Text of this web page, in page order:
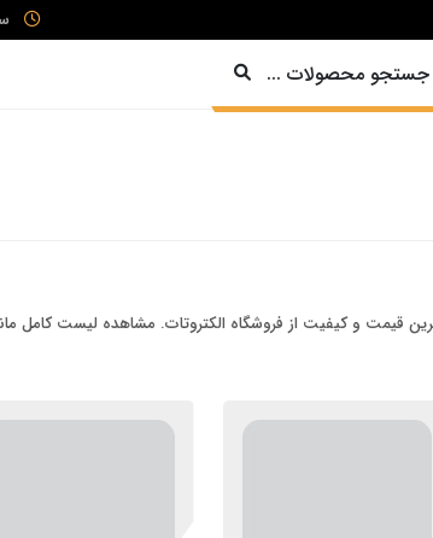
جستجو محصولات ...
قیمت و کیفیت از فروشگاه الکتروتات. مشاهده لیست